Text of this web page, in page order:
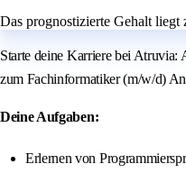
Das prognostizierte Gehalt
Starte deine Karriere bei
zum Fachinformatiker (m/w/d)
Deine Aufgaben:
Erlernen von